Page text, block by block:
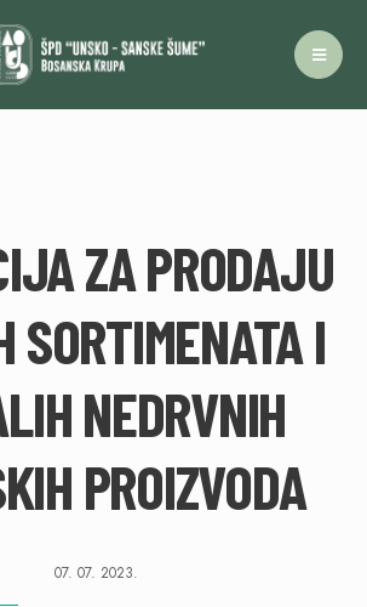
ZA PRODAJU
SORTIMENATA I
NEDRVNIH
PROIZVODA
07. 07. 2023.